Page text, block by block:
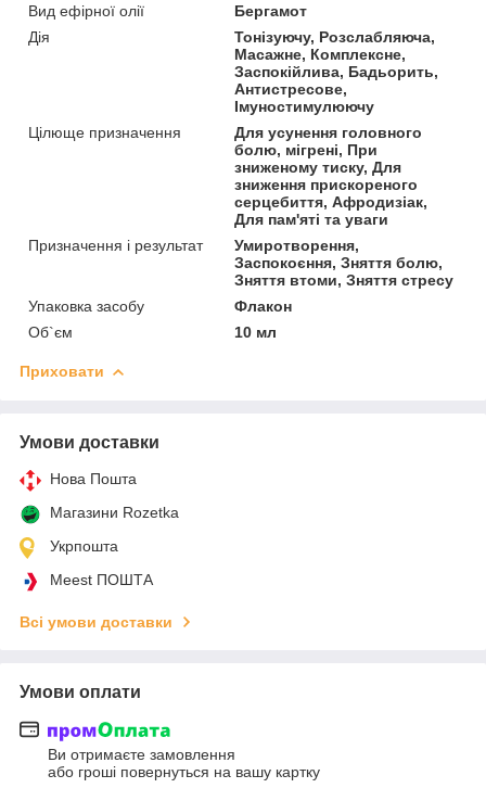
Вид ефірної олії
Бергамот
Дія
Тонізуючу, Розслабляюча,
Масажне, Комплексне,
Заспокійлива, Бадьорить,
Антистресове,
Імуностимулюючу
Цілюще призначення
Для усунення головного
болю, мігрені, При
зниженому тиску, Для
зниження прискореного
серцебиття, Афродизіак,
Для пам'яті та уваги
Призначення і результат
Умиротворення,
Заспокоєння, Зняття болю,
Зняття втоми, Зняття стресу
Упаковка засобу
Флакон
Об`єм
10 мл
Приховати
Умови доставки
Нова Пошта
Магазини Rozetka
Укрпошта
Meest ПОШТА
Всі умови доставки
Умови оплати
Ви отримаєте замовлення
або гроші повернуться на вашу картку